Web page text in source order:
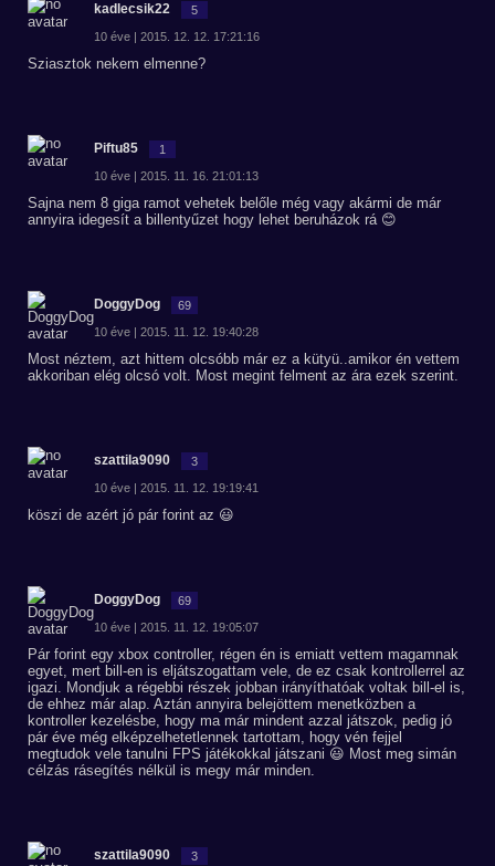
kadlecsik22 5
10 éve | 2015. 12. 12. 17:21:16
Sziasztok nekem elmenne?
Piftu85 1
10 éve | 2015. 11. 16. 21:01:13
Sajna nem 8 giga ramot vehetek belőle még vagy akármi de már
annyira idegesít a billentyűzet hogy lehet beruházok rá 😊
DoggyDog 69
10 éve | 2015. 11. 12. 19:40:28
Most néztem, azt hittem olcsóbb már ez a kütyü..amikor én vettem
akkoriban elég olcsó volt. Most megint felment az ára ezek szerint.
szattila9090 3
10 éve | 2015. 11. 12. 19:19:41
köszi de azért jó pár forint az 😃
DoggyDog 69
10 éve | 2015. 11. 12. 19:05:07
Pár forint egy xbox controller, régen én is emiatt vettem magamnak
egyet, mert bill-en is eljátszogattam vele, de ez csak kontrollerrel az
igazi. Mondjuk a régebbi részek jobban irányíthatóak voltak bill-el is,
de ehhez már alap. Aztán annyira belejöttem menetközben a
kontroller kezelésbe, hogy ma már mindent azzal játszok, pedig jó
pár éve még elképzelhetetlennek tartottam, hogy vén fejjel
megtudok vele tanulni FPS játékokkal játszani 😃 Most meg simán
célzás rásegítés nélkül is megy már minden.
szattila9090 3